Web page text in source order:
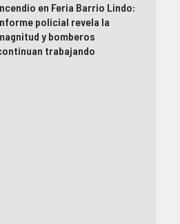
en Feria Barrio Lindo:
policial revela la
y bomberos
trabajando